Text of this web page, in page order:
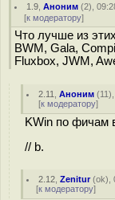
1.9 ,Аноним (2),
[к модератору]
Что лучше из
BWM, Gala,
Fluxbox, JWM,
2.11 ,Аноним (11
[к модератору]
KWin по фичам
// b.
2.12 ,Zenitur(ok),
[к модератору]